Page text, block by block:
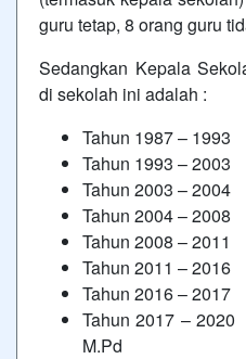
guru tetap, 8 orang guru
Sedangkan Kepala
di sekolah ini adalah :
Tahun 1987 –
Tahun 1993 –
Tahun 2003 –
Tahun 2004 –
Tahun 2008 –
Tahun 2011 –
Tahun 2016 –
Tahun 2017 –
M.Pd